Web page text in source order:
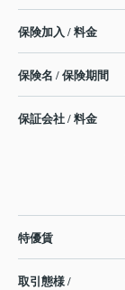
保険加入 / 料金
保険名 / 保険期間
保証会社 / 料金
特優賃
取引態様 /